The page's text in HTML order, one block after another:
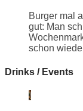
Burger mal
gut: Man
schon
Drinks / Events